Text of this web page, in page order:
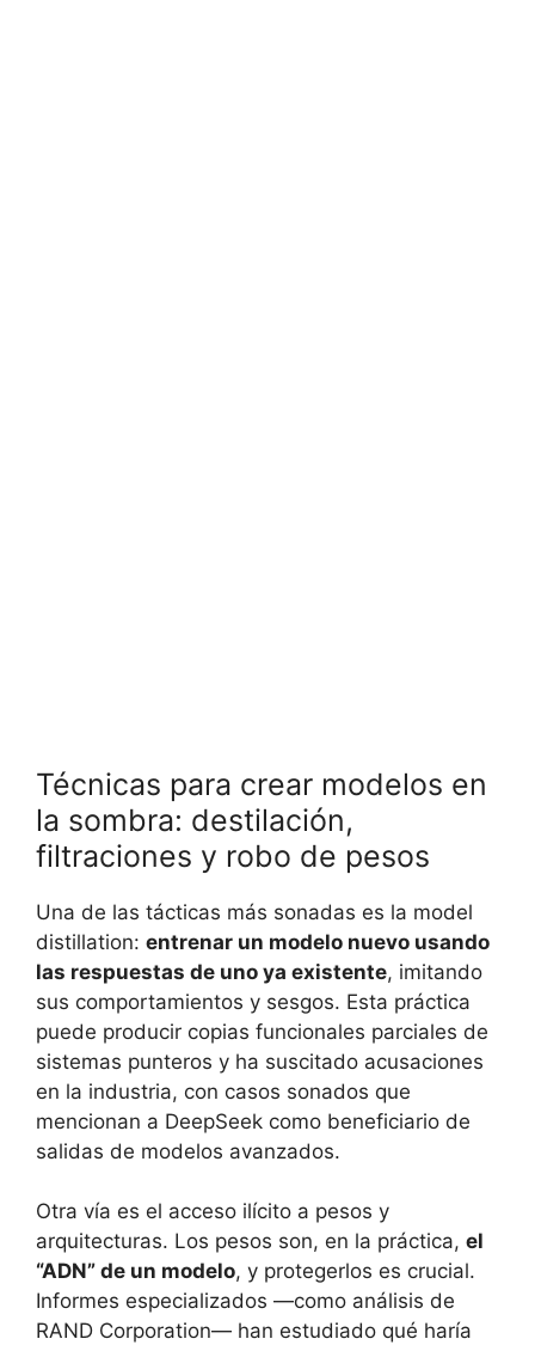
Técnicas para crear modelos en
la sombra: destilación,
filtraciones y robo de pesos
Una de las tácticas más sonadas es la model
distillation: entrenar un modelo nuevo usando
las respuestas de uno ya existente, imitando
sus comportamientos y sesgos. Esta práctica
puede producir copias funcionales parciales de
sistemas punteros y ha suscitado acusaciones
en la industria, con casos sonados que
mencionan a DeepSeek como beneficiario de
salidas de modelos avanzados.
Otra vía es el acceso ilícito a pesos y
arquitecturas. Los pesos son, en la práctica, el
“ADN” de un modelo, y protegerlos es crucial.
Informes especializados —como análisis de
RAND Corporation— han estudiado qué haría